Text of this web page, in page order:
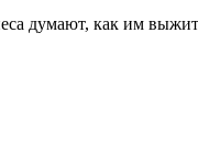
думают, как им